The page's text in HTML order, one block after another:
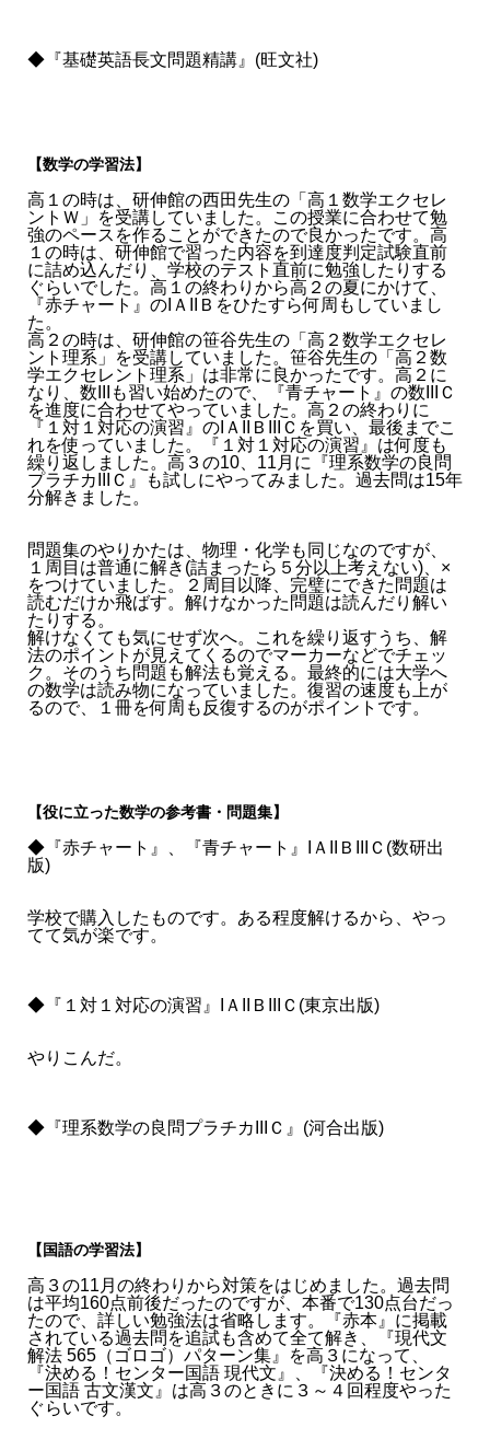
◆『基礎英語長文問題精講』(旺文社)
【数学の学習法】
高１の時は、研伸館の西田先生の「高１数学エクセレ
ントＷ」を受講していました。この授業に合わせて勉
強のペースを作ることができたので良かったです。高
１の時は、研伸館で習った内容を到達度判定試験直前
に詰め込んだり、学校のテスト直前に勉強したりする
ぐらいでした。高１の終わりから高２の夏にかけて、
『赤チャート』のIＡIIＢをひたすら何周もしていまし
た。
高２の時は、研伸館の笹谷先生の「高２数学エクセレ
ント理系」を受講していました。笹谷先生の「高２数
学エクセレント理系」は非常に良かったです。高２に
なり、数IIIも習い始めたので、『青チャート』の数IIIＣ
を進度に合わせてやっていました。高２の終わりに
『１対１対応の演習』のIＡIIＢIIIＣを買い、最後までこ
れを使っていました。『１対１対応の演習』は何度も
繰り返しました。高３の10、11月に『理系数学の良問
プラチカIIIＣ』も試しにやってみました。過去問は15年
分解きました。
問題集のやりかたは、物理・化学も同じなのですが、
１周目は普通に解き(詰まったら５分以上考えない)、×
をつけていました。２周目以降、完璧にできた問題は
読むだけか飛ばす。解けなかった問題は読んだり解い
たりする。
解けなくても気にせず次へ。これを繰り返すうち、解
法のポイントが見えてくるのでマーカーなどでチェッ
ク。そのうち問題も解法も覚える。最終的には大学へ
の数学は読み物になっていました。復習の速度も上が
るので、１冊を何周も反復するのがポイントです。
【役に立った数学の参考書・問題集】
◆『赤チャート』、『青チャート』IＡIIＢIIIＣ(数研出
版)
学校で購入したものです。ある程度解けるから、やっ
てて気が楽です。
◆『１対１対応の演習』IＡIIＢIIIＣ(東京出版)
やりこんだ。
◆『理系数学の良問プラチカIIIＣ』(河合出版)
【国語の学習法】
高３の11月の終わりから対策をはじめました。過去問
は平均160点前後だったのですが、本番で130点台だっ
たので、詳しい勉強法は省略します。『赤本』に掲載
されている過去問を追試も含めて全て解き、『現代文
解法 565（ゴロゴ）パターン集』を高３になって、
『決める！センター国語 現代文』、『決める！センタ
ー国語 古文漢文』は高３のときに３～４回程度やった
ぐらいです。